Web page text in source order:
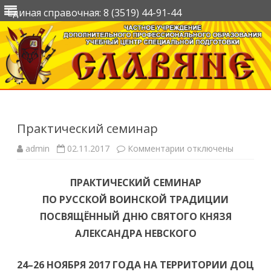
Единая справочная: 8 (3519) 44-91-44
Практический семинар
admin 02.11.2017 Комментарии котключены
ПРАКТИЧЕСКИЙ СЕМИНАР
ПО РУССКОЙ ВОИНСКОЙ ТРАДИЦИИ
ПОСВЯЩЁННЫЙ ДНЮ СВЯТОГО КНЯЗЯ
АЛЕКСАНДРА НЕВСКОГО
24–26 НОЯБРЯ 2017 ГОДА НА ТЕРРИТОРИИ ДОЦ